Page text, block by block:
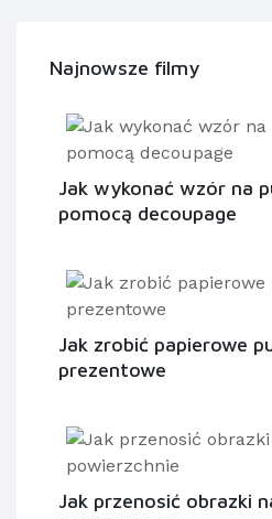
Najnowsze filmy
Jak wykonać wzór na
pomocą decoupage
Jak zrobić papierowe
prezentowe
Jak przenosić obrazki